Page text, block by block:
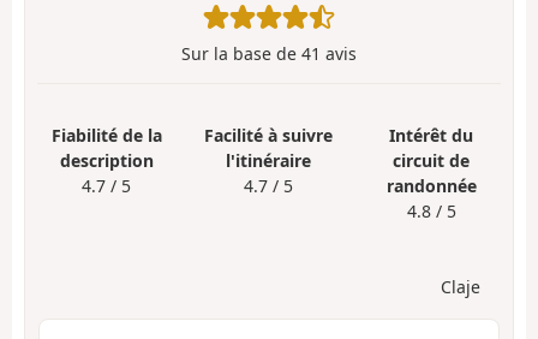
Sur la base de 41 avis
Fiabilité de la
description
4.7 / 5
Facilité à suivre
l'itinéraire
4.7 / 5
Intérêt du
circuit de
randonnée
4.8 / 5
Claje